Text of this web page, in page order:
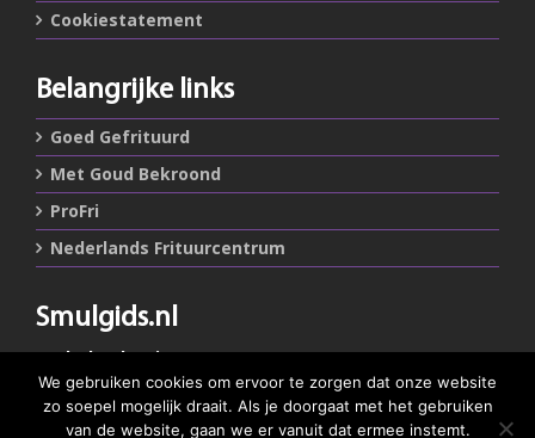
Cookiestatement
Belangrijke links
Goed Gefrituurd
Met Goud Bekroond
ProFri
Nederlands Frituurcentrum
Smulgids.nl
Nederlands Frituurcentrum
Blaarthemseweg 72
5502 JW Veldhoven
We gebruiken cookies om ervoor te zorgen dat onze website
zo soepel mogelijk draait. Als je doorgaat met het gebruiken
van de website, gaan we er vanuit dat ermee instemt.